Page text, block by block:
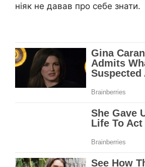
ніяк не давав про себе знати.